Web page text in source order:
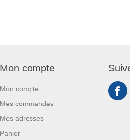
Mon compte
Mon compte
Mes commandes
Mes adresses
Panier